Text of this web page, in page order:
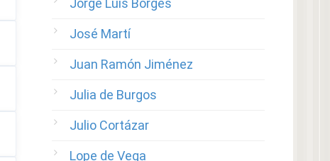
Jorge Luis Borges
José Martí
Juan Ramón Jiménez
Julia de Burgos
Julio Cortázar
Lope de Vega